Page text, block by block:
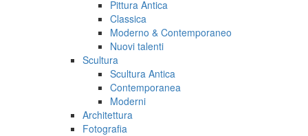
Pittura Antica
Classica
Moderno & Contemporaneo
Nuovi talenti
Scultura
Scultura Antica
Contemporanea
Moderni
Architettura
Fotografia